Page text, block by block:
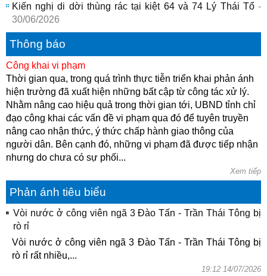
Kiến nghị di dời thùng rác tại kiệt 64 và 74 Lý Thái Tổ-
30/06/2026
Thông báo
Công khai vi phạm
Thời gian qua, trong quá trình thực tiễn triển khai phản ánh
hiện trường đã xuất hiện những bất cập từ công tác xử lý.
Nhằm nâng cao hiệu quả trong thời gian tới, UBND tỉnh chỉ
đạo công khai các vấn đề vi phạm qua đó để tuyên truyền
nâng cao nhận thức, ý thức chấp hành giao thông của
người dân. Bên cạnh đó, những vi phạm đã được tiếp nhận
nhưng do chưa có sự phối...
Xem tiếp
Phản ánh tiêu biểu
Vòi nước ở công viên ngã 3 Đào Tấn - Trần Thái Tông bị
rò rỉ
Vòi nước ở công viên ngã 3 Đào Tấn - Trần Thái Tông bị
rò rỉ rất nhiều,...
19:12 14/07/2026